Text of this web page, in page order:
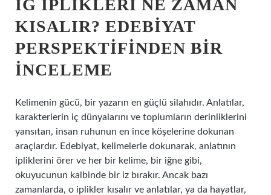
İĞ İPLIKLERI NE ZAMAN
KISALIR? EDEBIYAT
PERSPEKTIFINDEN BIR
İNCELEME
Kelimenin gücü, bir yazarın en güçlü silahıdır. Anlatılar,
karakterlerin iç dünyalarını ve toplumların derinliklerini
yansıtan, insan ruhunun en ince köşelerine dokunan
araçlardır. Edebiyat, kelimelerle dokunarak, anlatının
ipliklerini örer ve her bir kelime, bir iğne gibi,
okuyucunun kalbinde bir iz bırakır. Ancak bazı
zamanlarda, o iplikler kısalır ve anlatılar, ya da hayatlar,